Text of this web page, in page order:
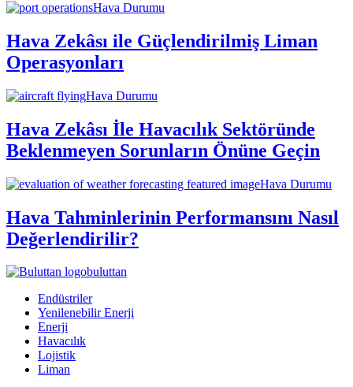
Hava Durumu
Hava Zekâsı ile Güçlendirilmiş Liman
Operasyonları
Hava Durumu
Hava Zekâsı İle Havacılık Sektöründe
Beklenmeyen Sorunların Önüne Geçin
Hava Durumu
Hava Tahminlerinin Performansını Nasıl
Değerlendirilir?
buluttan
Endüstriler
Yenilenebilir Enerji
Enerji
Havacılık
Lojistik
Liman